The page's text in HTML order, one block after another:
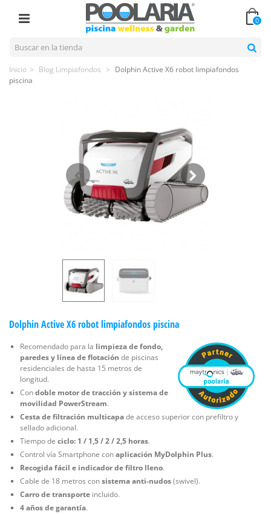
0
Inicio > Blog Limpiafondos > Dolphin Active X6 robot limpiafondos
piscina
Dolphin Active X6 robot limpiafondos piscina
Recomendado para la limpieza de fondo,
paredes y línea de flotación de piscinas
residenciales de hasta 15 metros de
longitud.
Condoble motor de tracción y sistema de
movilidad PowerStream.
Cesta de filtración multicapade acceso superior con prefiltro y
sellado adicional.
Tiempo de ciclo: 1 / 1,5 / 2 / 2,5 horas.
Control vía Smartphone conaplicación MyDolphin Plus.
Recogida fácil e indicador de filtro lleno.
Cable de 18 metros consistema anti-nudos(swivel).
Carro de transporte incluido.
4 años de garantía.